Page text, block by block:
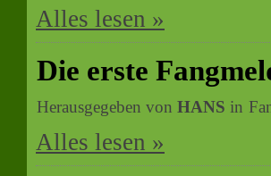
Alles lesen »
Die erste
Herausgegeben von HANS in
Alles lesen »